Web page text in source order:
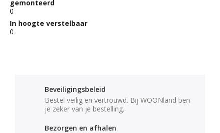
gemonteerd
0
In hoogte verstelbaar
0
Beveiligingsbeleid
Bestel veilig en vertrouwd. Bij WOONland ben
je zeker van je bestelling.
Bezorgen en afhalen